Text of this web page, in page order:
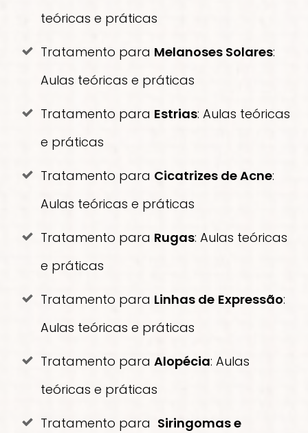
teóricas e práticas
Tratamento para Melanoses Solares:
Aulas teóricas e práticas
Tratamento para Estrias: Aulas teóricas
e práticas
Tratamento para Cicatrizes deAcne:
Aulas teóricas e práticas
Tratamento para Rugas: Aulas teóricas
e práticas
Tratamento para Linhas de Expressão:
Aulas teóricas e práticas
Tratamento para Alopécia: Aulas
teóricas e práticas
Tratamento para Siringomas e